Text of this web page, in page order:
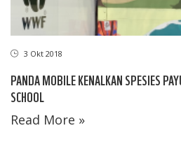
3 Okt 2018
PANDA MOBILE KENALKAN SPESIES
SCHOOL
Read More »